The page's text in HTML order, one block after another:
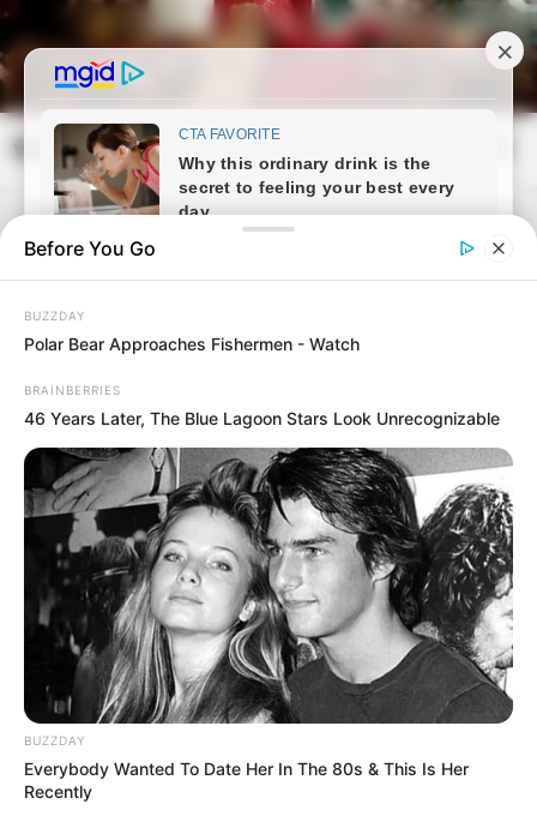
Skip
to
content
frissvilag.com
Posted
in
Friss hírek
Teljesen letaglózta az országot!
Orbán megtette Szabó Bencével
– ILYENRE még soha nem volt
példa: – Elszabadulhat a pokol!
bySzerző
Before You Go
BUZZDAY
Polar Bear Approaches Fishermen - Watch
BRAINBERRIES
46 Years Later, The Blue Lagoon Stars Look Unrecognizable
BUZZDAY
Everybody Wanted To Date Her In The 80s & This Is Her
Recently